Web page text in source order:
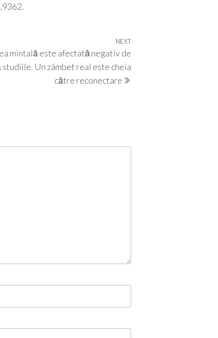
Next
Post
NEXT
mintală este afectată negativ de
Un zâmbet real este cheia
către reconectare